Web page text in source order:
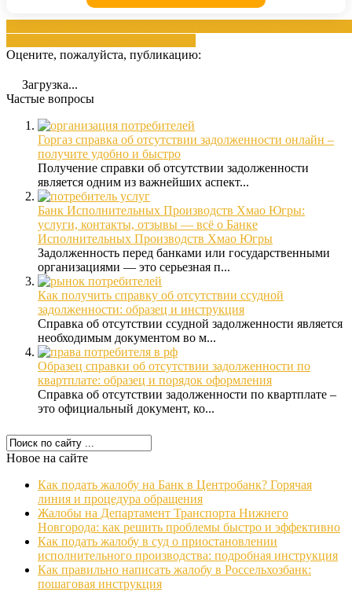
Оцените, пожалуйста, публикацию:
Загрузка...
Частые вопросы
Горгаз справка об отсутствии задолженности онлайн –
получите удобно и быстро
Получение справки об отсутствии задолженности
является одним из важнейших аспект...
Банк Исполнительных Производств Хмао Югры:
услуги, контакты, отзывы — всё о Банке
Исполнительных Производств Хмао Югры
Задолженность перед банками или государственными
организациями — это серьезная п...
Как получить справку об отсутствии ссудной
задолженности: образец и инструкция
Справка об отсутствии ссудной задолженности является
необходимым документом во м...
Образец справки об отсутствии задолженности по
квартплате: образец и порядок оформления
Справка об отсутствии задолженности по квартплате –
это официальный документ, ко...
Новое на сайте
Как подать жалобу на Банк в Центробанк? Горячая
линия и процедура обращения
Жалобы на Департамент Транспорта Нижнего
Новгорода: как решить проблемы быстро и эффективно
Как подать жалобу в суд о приостановлении
исполнительного производства: подробная инструкция
Как правильно написать жалобу в Россельхозбанк:
пошаговая инструкция